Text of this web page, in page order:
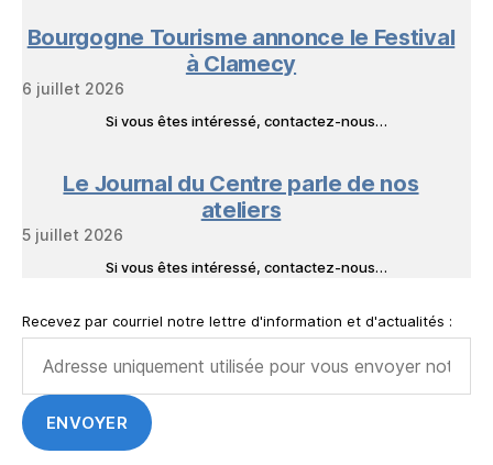
Bourgogne Tourisme annonce le Festival
à Clamecy
6 juillet 2026
Si vous êtes intéressé, contactez-nous…
Le Journal du Centre parle de nos
ateliers
5 juillet 2026
Si vous êtes intéressé, contactez-nous…
Recevez par courriel notre lettre d'information et d'actualités :